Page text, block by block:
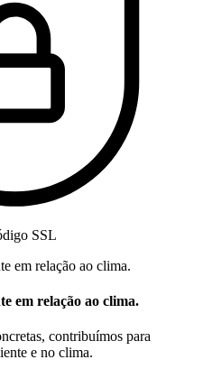
SSL
em relação ao clima.
contribuímos para
e no clima.